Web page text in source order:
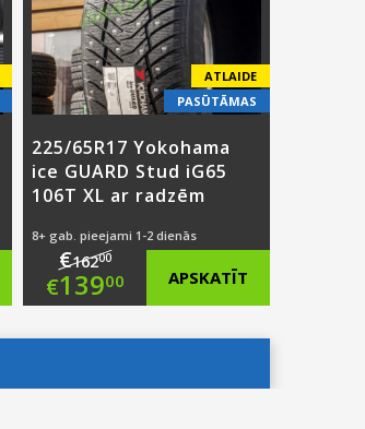
€83.00.
ATLAIDE
PASŪTĀMAS
225/65R17 Yokohama
ice GUARD Stud iG65
106T XL ar radzēm
8+ gab. pieejami 1-2 dienās
€16200
Original
€13900 APSKATĪT